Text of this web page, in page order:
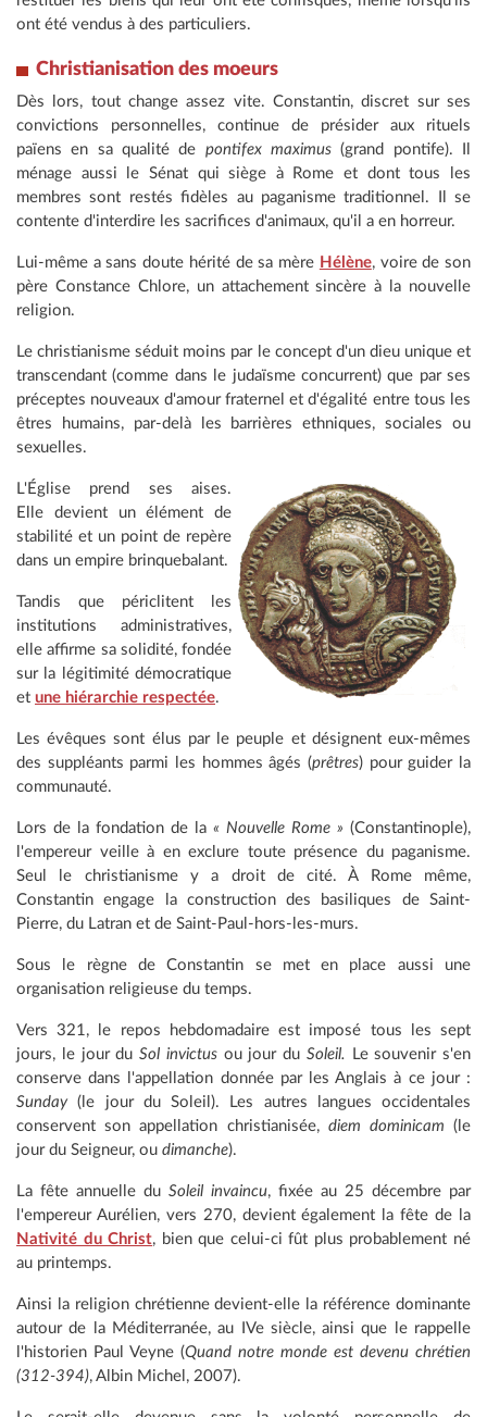
ont été vendus à des particuliers.
Christianisation des moeurs
Dès lors, tout change assez vite. Constantin, discret sur ses
convictions personnelles, continue de présider aux rituels
païens en sa qualité de pontifex maximus (grand pontife). Il
ménage aussi le Sénat qui siège à Rome et dont tous les
membres sont restés fidèles au paganisme traditionnel. Il se
contente d'interdire les sacrifices d'animaux, qu'il a en horreur.
Lui-même a sans doute hérité de sa mère Hélène, voire de son
père Constance Chlore, un attachement sincère à la nouvelle
religion.
Le christianisme séduit moins par le concept d'un dieu unique et
transcendant (comme dans le judaïsme concurrent) que par ses
préceptes nouveaux d'amour fraternel et d'égalité entre tous les
êtres humains, par-delà les barrières ethniques, sociales ou
sexuelles.
L'Église prend ses aises.
Elle devient un élément de
stabilité et un point de repère
dans un empire brinquebalant.
Tandis que périclitent les
institutions administratives,
elle affirme sa solidité, fondée
sur la légitimité démocratique
et une hiérarchie respectée.
Les évêques sont élus par le peuple et désignent eux-mêmes
des suppléants parmi les hommes âgés (prêtres) pour guider la
communauté.
Lors de la fondation de la « Nouvelle Rome » (Constantinople),
l'empereur veille à en exclure toute présence du paganisme.
Seul le christianisme y a droit de cité. À Rome même,
Constantin engage la construction des basiliques de Saint-
Pierre, du Latran et de Saint-Paul-hors-les-murs.
Sous le règne de Constantin se met en place aussi une
organisation religieuse du temps.
Vers 321, le repos hebdomadaire est imposé tous les sept
jours, le jour du Sol invictusou jour du Soleil. Le souvenir s'en
conserve dans l'appellation donnée par les Anglais à ce jour :
Sunday(le jour du Soleil). Les autres langues occidentales
conservent son appellation christianisée, diem dominicam(le
jour du Seigneur, ou dimanche).
La fête annuelle du Soleil invaincu, fixée au 25 décembre par
l'empereur Aurélien, vers 270, devient également la fête de la
Nativité du Christ, bien que celui-ci fût plus probablement né
au printemps.
Ainsi la religion chrétienne devient-elle la référence dominante
autour de la Méditerranée, au IVe siècle, ainsi que le rappelle
l'historien Paul Veyne (Quand notre monde est devenu chrétien
(312-394), Albin Michel, 2007).